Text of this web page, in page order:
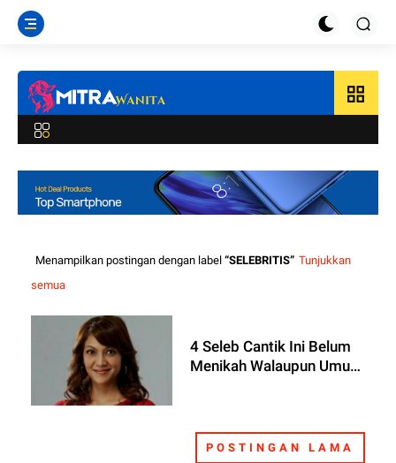
grid_view
Menampilkan postingan dengan label SELEBRITIS
Tunjukkan
semua
4 Seleb Cantik Ini Belum
Menikah Walaupun Umur
POSTINGAN LAMA